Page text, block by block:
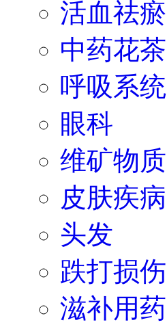
活血祛瘀
中药花茶
呼吸系统
眼科
维矿物质
皮肤疾病
头发
跌打损伤
滋补用药